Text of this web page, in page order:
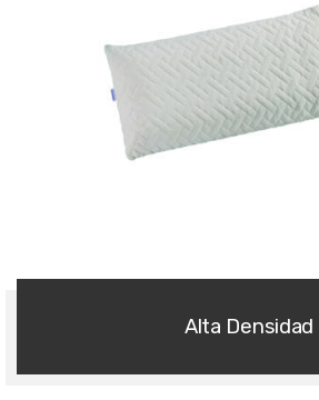
Alta Densidad